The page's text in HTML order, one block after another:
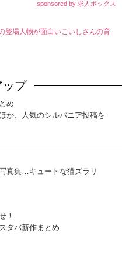
sponsored by 求人ボックス
登場人物が面白いこいしさんの育
ップ
め
か、人気のシルバニア投稿を
真集…キュートな猫ズラリ
！
タバ新作まとめ